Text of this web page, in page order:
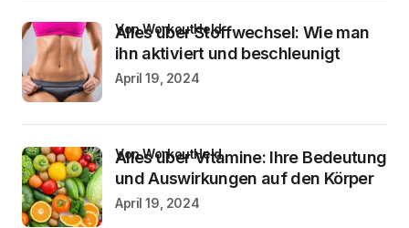
Alles über Stoffwechsel: Wie man
ihn aktiviert und beschleunigt
von WorkoutHeld
April 19, 2024
Alles über Vitamine: Ihre Bedeutung
und Auswirkungen auf den Körper
von WorkoutHeld
April 19, 2024